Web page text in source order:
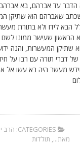
עד אברהם, בא
שאברהם הוא שתיקן
לידו ולא בתורת
הראשון שעישר ממונו
המעשרות, והנה
דברי תורה עם רבו על
מעשר היה בא עשו אל
הרב
מאת..., תולדות